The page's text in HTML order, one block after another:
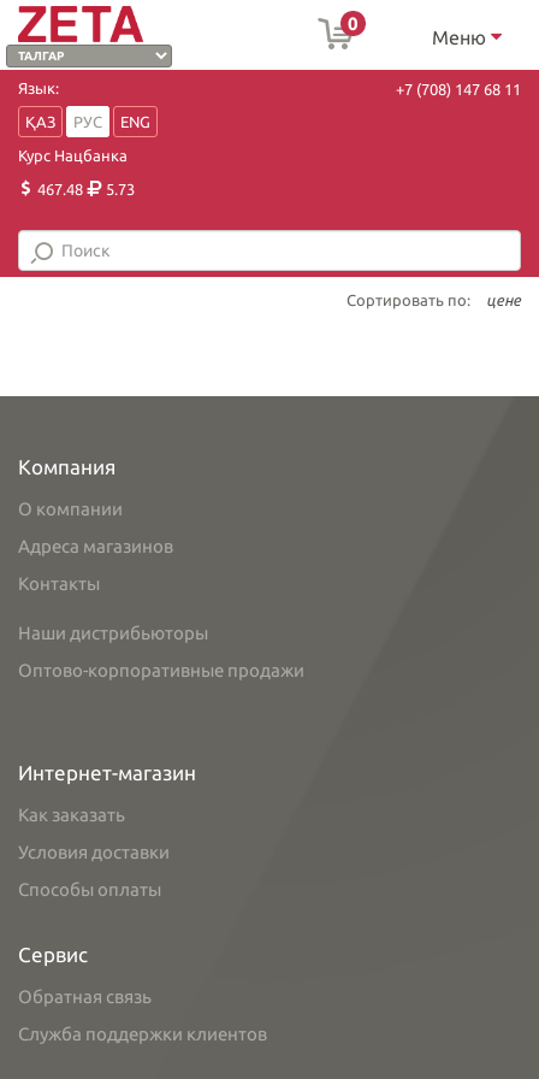
0
Меню
Язык:
ҚАЗ
РУС
ENG
Курс Нацбанка
467.48
5.73
+7 (708) 147 68 11
Сортировать по: цене
Компания
О компании
Адреса магазинов
Контакты
Наши дистрибьюторы
Оптово-корпоративные продажи
Интернет-магазин
Как заказать
Условия доставки
Способы оплаты
Сервис
Обратная связь
Служба поддержки клиентов